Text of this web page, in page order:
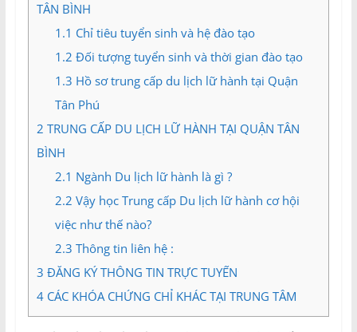
TÂN BÌNH
1.1 Chỉ tiêu tuyển sinh và hệ đào tạo
1.2 Đối tượng tuyển sinh và thời gian đào tạo
1.3 Hồ sơ trung cấp du lịch lữ hành tại Quận
Tân Phú
2 TRUNG CẤP DU LỊCH LỮ HÀNH TẠI QUẬN TÂN
BÌNH
2.1 Ngành Du lịch lữ hành là gì ?
2.2 Vậy học Trung cấp Du lịch lữ hành cơ hội
việc như thế nào?
2.3 Thông tin liên hệ :
3 ĐĂNG KÝ THÔNG TIN TRỰC TUYẾN
4CÁC KHÓA CHỨNG CHỈ KHÁC TẠI TRUNG TÂM